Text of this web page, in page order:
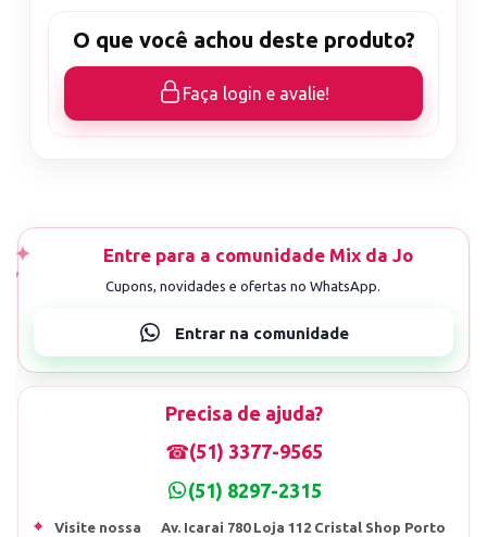
O que você achou deste produto?
Faça login e avalie!
Precisa de ajuda?
☎(51) 3377-9565
(51) 8297-2315
⌖
Visite nossa
Av. Icarai 780 Loja 112 Cristal Shop Porto